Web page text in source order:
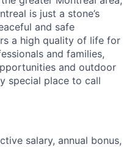
is just a stone’s
and safe
a high quality of life for
and families,
and outdoor
special place to call
salary, annual bonus,